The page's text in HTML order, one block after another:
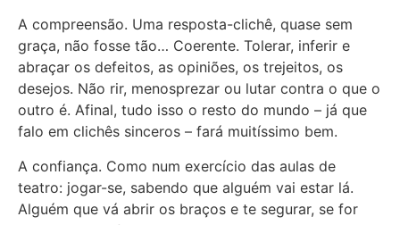
A compreensão. Uma resposta-clichê, quase sem
graça, não fosse tão… Coerente. Tolerar, inferir e
abraçar os defeitos, as opiniões, os trejeitos, os
desejos. Não rir, menosprezar ou lutar contra o que o
outro é. Afinal, tudo isso o resto do mundo – já que
falo em clichês sinceros – fará muitíssimo bem.
A confiança. Como num exercício das aulas de
teatro: jogar-se, sabendo que alguém vai estar lá.
Alguém que vá abrir os braços e te segurar, se for